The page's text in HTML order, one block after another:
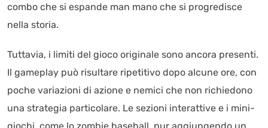
combo che si espande man mano che si progredisce
nella storia.
Tuttavia, i limiti del gioco originale sono ancora presenti.
Il gameplay può risultare ripetitivo dopo alcune ore, con
poche variazioni di azione e nemici che non richiedono
una strategia particolare. Le sezioni interattive e i mini-